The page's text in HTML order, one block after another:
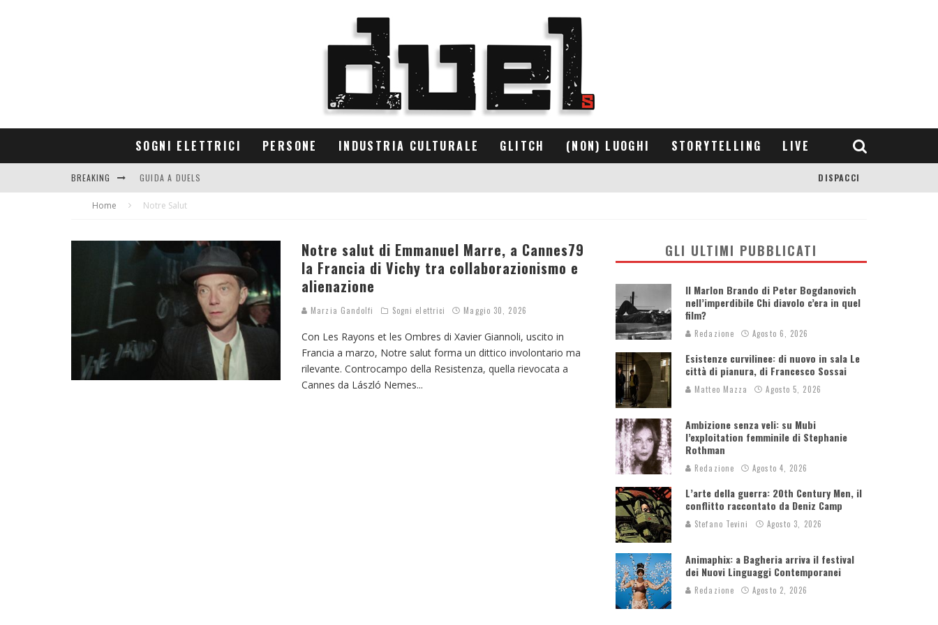
SOGNI ELETTRICI PERSONE INDUSTRIA CULTURALE GLITCH (NON) LUOGHI STORYTELLING LIVE
BREAKING GUIDA A DUELS
CONTRIBUTORS
DISPACCI
Home Notre Salut
Notre salut di Emmanuel Marre, a Cannes79
la Francia di Vichy tra collaborazionismo e
alienazione
Marzia Gandolfi Sogni elettrici Maggio 30, 2026
Con Les Rayons et les Ombres di Xavier Giannoli, uscito in
Francia a marzo, Notre salut forma un dittico involontario ma
rilevante. Controcampo della Resistenza, quella rievocata a
Cannes da László Nemes...
GLI ULTIMI PUBBLICATI
Il Marlon Brando di Peter Bogdanovich
nell’imperdibile Chi diavolo c’era in quel
film?
Redazione Agosto 6, 2026
Esistenze curvilinee: di nuovo in sala Le
città di pianura, di Francesco Sossai
Matteo Mazza Agosto 5, 2026
Ambizione senza veli: su Mubi
l’exploitation femminile di Stephanie
Rothman
Redazione Agosto 4, 2026
L’arte della guerra: 20th Century Men, il
conflitto raccontato da Deniz Camp
Stefano Tevini Agosto 3, 2026
Animaphix: a Bagheria arriva il festival
dei Nuovi Linguaggi Contemporanei
Redazione Agosto 2, 2026